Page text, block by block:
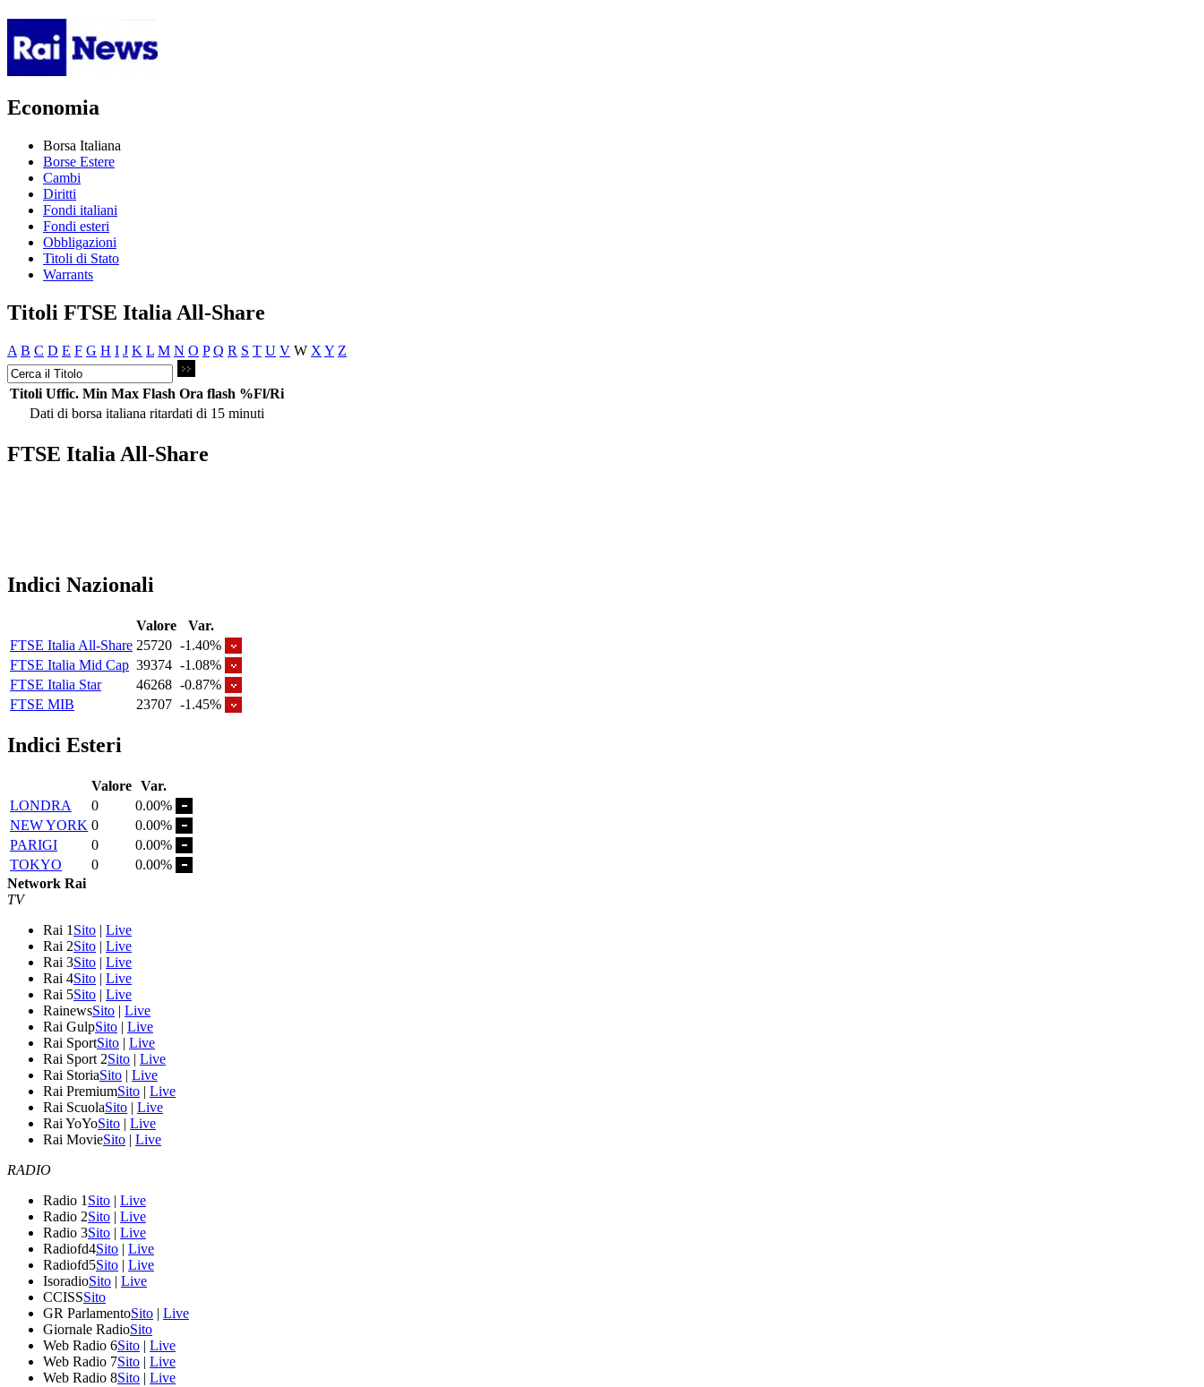
Economia
Borsa Italiana
Borse Estere
Cambi
Diritti
Fondi italiani
Fondi esteri
Obbligazioni
Titoli di Stato
Warrants
Titoli FTSE Italia All-Share
A B C D E F G H I J K L M N O P Q R S T U V W X Y Z
Titoli Uffic. Min Max Flash Ora flash %Fl/Ri
Dati di borsa italiana ritardati di 15 minuti
FTSE Italia All-Share
Indici Nazionali
Valore
Var.
FTSE Italia All-Share 25720 -1.40%
FTSE Italia Mid Cap 39374 -1.08%
FTSE Italia Star
46268 -0.87%
FTSE MIB
23707 -1.45%
Indici Esteri
Valore Var.
LONDRA
0
0.00%
NEW YORK 0
0.00%
PARIGI
0
0.00%
TOKYO
0
0.00%
Network Rai
TV
Rai 1 Sito | Live
Rai 2Sito | Live
Rai 3Sito | Live
Rai 4Sito | Live
Rai 5Sito | Live
RainewsSito | Live
Rai GulpSito | Live
Rai SportSito | Live
Rai Sport 2Sito | Live
Rai StoriaSito | Live
Rai PremiumSito | Live
Rai ScuolaSito | Live
Rai YoYoSito | Live
Rai MovieSito | Live
RADIO
Radio 1 Sito | Live
Radio 2Sito | Live
Radio 3Sito | Live
Radiofd4Sito | Live
Radiofd5Sito | Live
IsoradioSito | Live
CCISSSito
GR ParlamentoSito | Live
Giornale RadioSito
Web Radio 6Sito | Live
Web Radio 7Sito | Live
Web Radio 8Sito | Live